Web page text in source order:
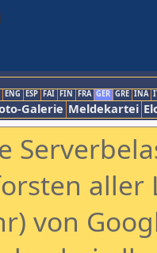
ENG ESP FAI FIN FRA GER GRE INA
Galerie Meldekartei
aller
von